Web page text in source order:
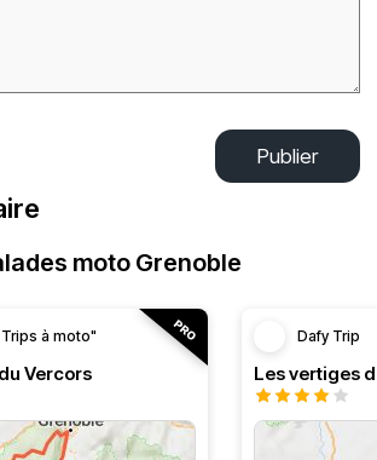
Publier
moto Grenoble
à moto"
Vercors
Dafy Trip
Les vertiges